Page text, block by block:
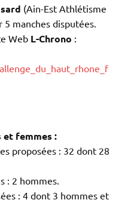
(Ain-Est Athlétisme
5 manches disputées.
Web L-Chrono :
et femmes :
proposées : 32 dont 28
: 2 hommes.
: 4 dont 3 hommes et